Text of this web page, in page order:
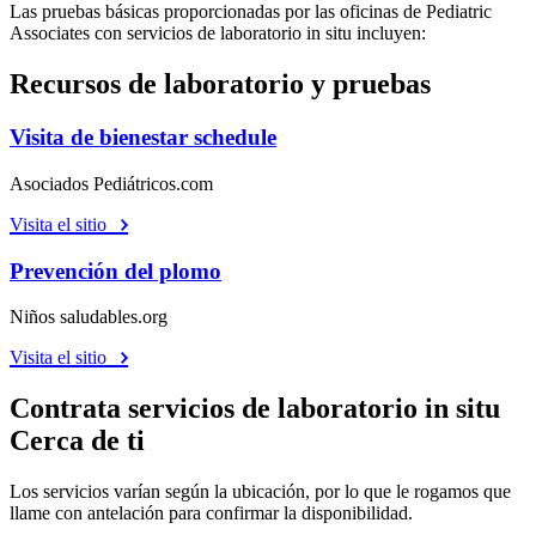
Las pruebas básicas proporcionadas por las oficinas de Pediatric
Associates con servicios de laboratorio in situ incluyen:
Recursos de laboratorio y pruebas
Visita de bienestar schedule
Asociados Pediátricos.com
Visita el sitio
Prevención del plomo
Niños saludables.org
Visita el sitio
Contrata servicios de laboratorio in situ
Cerca de ti
Los servicios varían según la ubicación, por lo que le rogamos que
llame con antelación para confirmar la disponibilidad.